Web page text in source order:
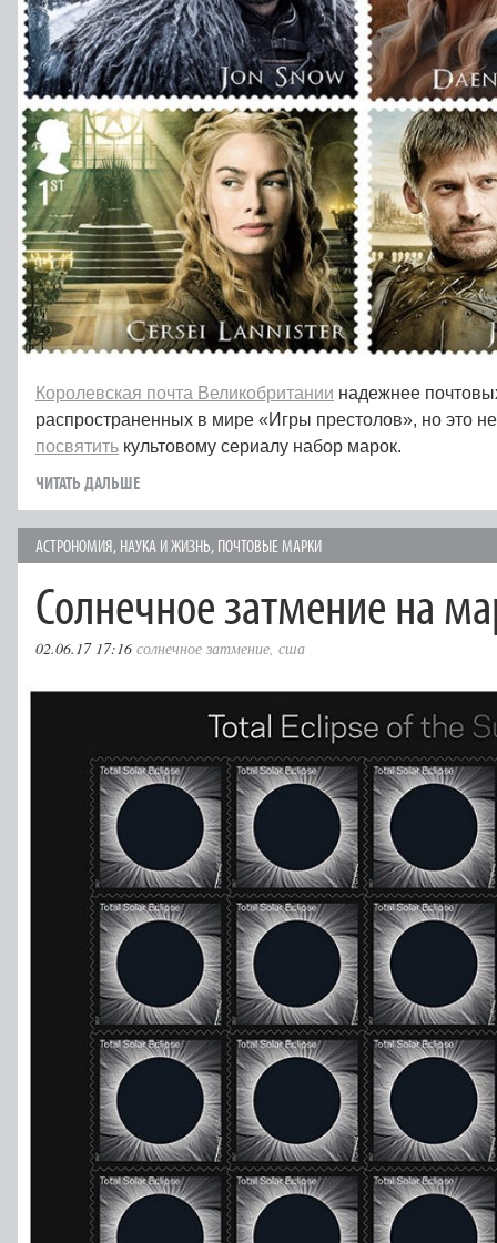
Королевская почта Великобритании надежнее
распространенных в мире «Игры престолов», но это
посвятить культовому сериалу набор марок.
ЧИТАТЬ ДАЛЬШЕ
АСТРОНОМИЯ, НАУКА И ЖИЗНЬ, ПОЧТОВЫЕ МАРКИ
Солнечное затмение на
02.06.17 17:16 солнечное затмение, сша